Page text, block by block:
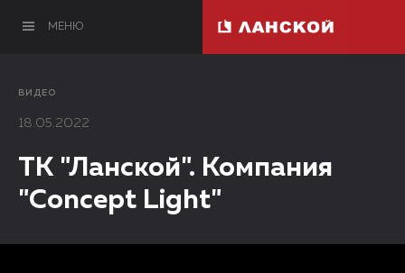
МЕНЮ
ВИДЕО
18.05.2022
ТК "Ланской". Компания
"Concept Light"